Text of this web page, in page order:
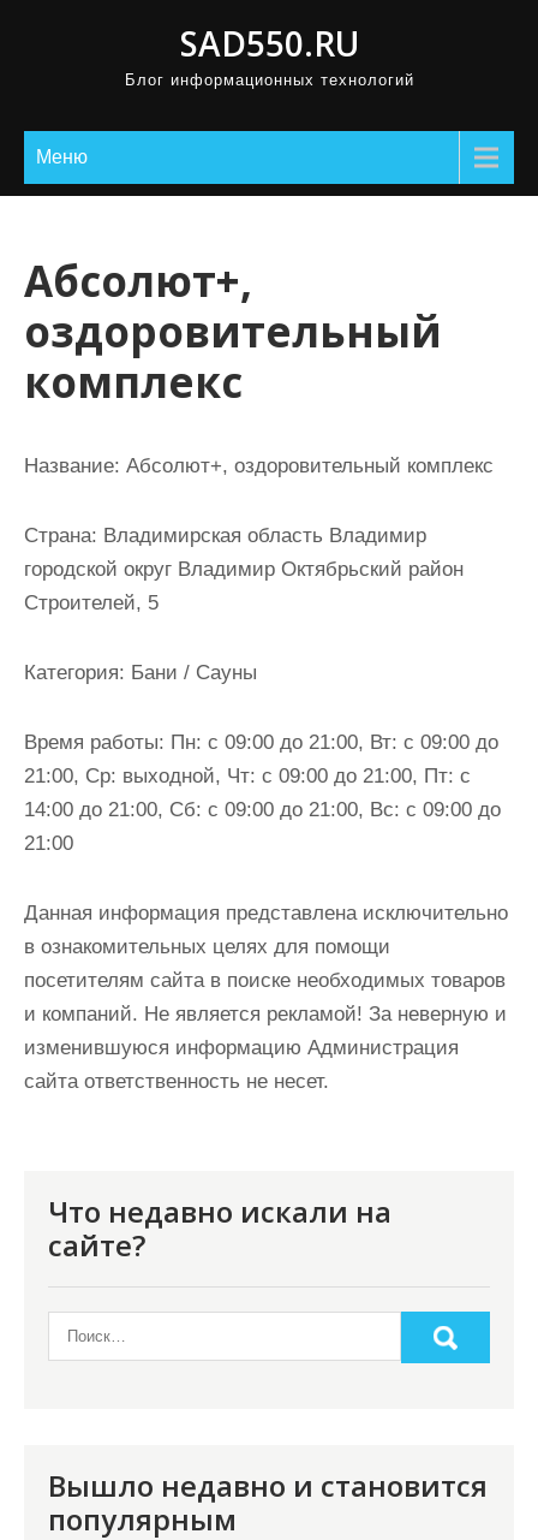
SAD550.RU
Блог информационных технологий
Меню
Абсолют+,
оздоровительный
комплекс
Название: Абсолют+, оздоровительный комплекс
Страна: Владимирская область Владимир
городской округ Владимир Октябрьский район
Строителей, 5
Категория: Бани / Сауны
Время работы: Пн: с 09:00 до 21:00, Вт: с 09:00 до
21:00, Ср: выходной, Чт: с 09:00 до 21:00, Пт: с
14:00 до 21:00, Сб: с 09:00 до 21:00, Вс: с 09:00 до
21:00
Данная информация представлена исключительно
в ознакомительных целях для помощи
посетителям сайта в поиске необходимых товаров
и компаний. Не является рекламой! За неверную и
изменившуюся информацию Администрация
сайта ответственность не несет.
Что недавно искали на
сайте?
Вышло недавно и становится
популярным